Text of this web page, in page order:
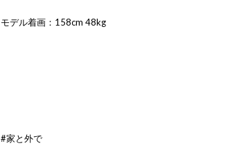
モデル着画：158cm 48kg
#家と外で